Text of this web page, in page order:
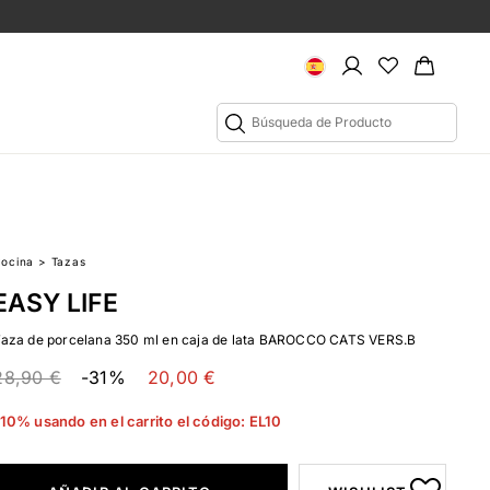
Cocina > Tazas
LIFE
Taza de porcelana 350 ml en caja de lata BAROCCO CATS VERS.B
€ -31% 20,00 €
usando en el carrito el código: EL10